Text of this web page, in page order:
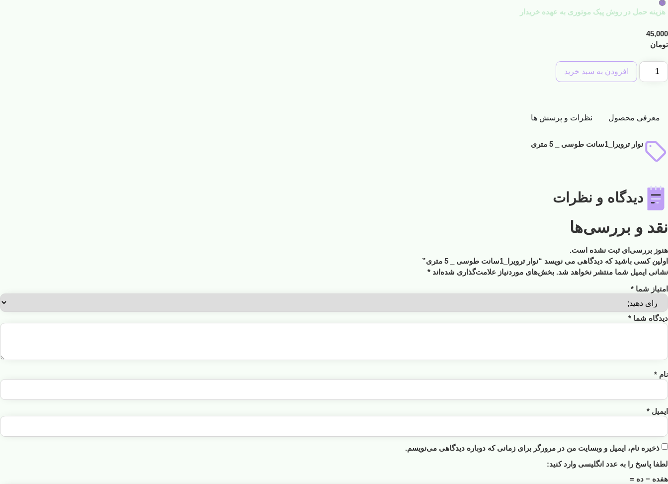
هزینه حمل در روش پیک موتوری به عهده خریدار
45,000
تومان
افزودن به سبد خرید
معرفی محصول نظرات و پرسش ها
نوار ترویرا_1سانت طوسی _ 5 متری
دیدگاه و نظرات
نقد و بررسی‌ها
هنوز بررسی‌ای ثبت نشده است.
اولین کسی باشید که دیدگاهی می نویسد “نوار ترویرا_1سانت طوسی _ 5 متری”
نشانی ایمیل شما منتشر نخواهد شد. بخش‌های موردنیاز علامت‌گذاری شده‌اند *
امتیاز شما *
دیدگاه شما *
نام *
ایمیل *
ذخیره نام، ایمیل و وبسایت من در مرورگر برای زمانی که دوباره دیدگاهی می‌نویسم.
لطفا پاسخ را به عدد انگلیسی وارد کنید:
هفده − ده =